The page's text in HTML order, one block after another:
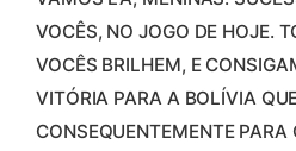
VOCÊS, NO JOGO DE HOJE.
VOCÊS BRILHEM, E
VITÓRIA PARA A BOLÍVIA
CONSEQUENTEMENTE PARA